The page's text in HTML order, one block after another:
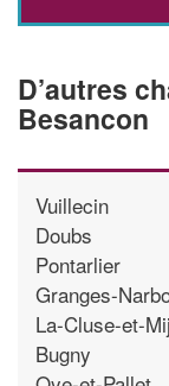
D’autres
Besancon
Vuillecin
Doubs
Pontarlier
Granges-
La-Cluse-et-
Bugny